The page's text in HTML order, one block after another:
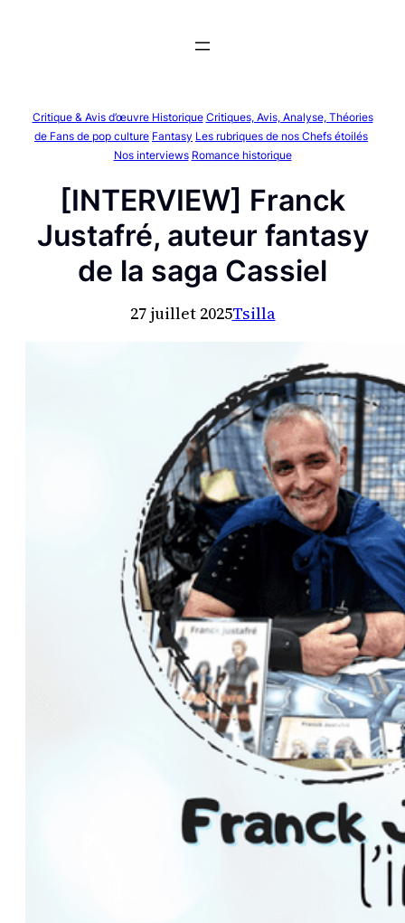
Critique & Avis d’œuvre Historique Critiques, Avis, Analyse, Théories
de Fans de pop culture Fantasy Les rubriques de nos Chefs étoilés
Nos interviews Romance historique
[INTERVIEW] Franck
Justafré, auteur fantasy
de la saga Cassiel
27 juillet 2025Tsilla